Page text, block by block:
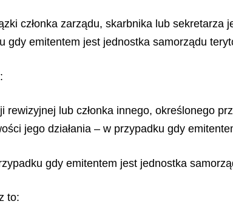
członka zarządu, skarbnika lub
gdy emitentem jest jednostka samorządu
rewizyjnej lub członka innego, określonego
jego działania – w przypadku gdy
gdy emitentem jest jednostka
to: